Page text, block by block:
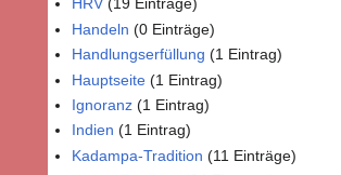
HRV (19 Einträge)
Handeln (0 Einträge)
Handlungserfüllung (1 Eintrag)
Hauptseite (1 Eintrag)
Ignoranz (1 Eintrag)
Indien (1 Eintrag)
Kadampa-Tradition (11 Einträge)